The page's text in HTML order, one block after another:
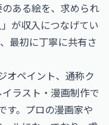
ある絵を、求められ
が収入につなげてい
最初に丁寧に共有さ
オペイント、通称ク
ラスト・漫画制作で
す。プロの漫画家や